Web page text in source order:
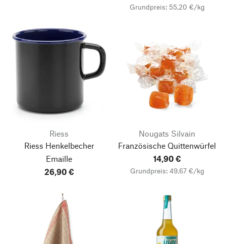
Grundpreis: 55,20 €/kg
Riess
Riess Henkelbecher
Emaille
26,90 €
Nougats Silvain
Französische Quittenwürfel
14,90 €
Grundpreis: 49,67 €/kg